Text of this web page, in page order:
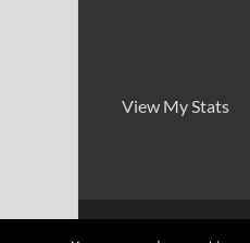
View My Stats